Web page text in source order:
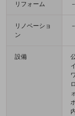
リフォーム －
リノベーショ
ン
－
設備